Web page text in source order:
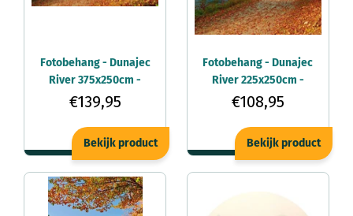
Fotobehang - Dunajec
River 375x250cm -
Vliesbehang
€139,95
Bekijk product
Fotobehang - Dunajec
River 225x250cm -
Vliesbehang
€108,95
Bekijk product